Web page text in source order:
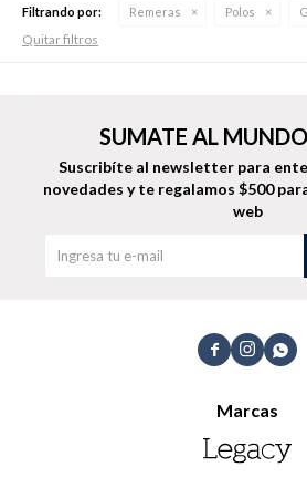
Filtrando por: Remeras Polos
Quitar filtros
  
Marcas
SUMATE AL
Suscribíte al newsletter para
novedades y te regalamos $500
web
Camperas
Jeans